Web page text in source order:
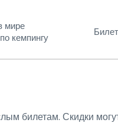
мире
кемпингу
билетам. Скидки